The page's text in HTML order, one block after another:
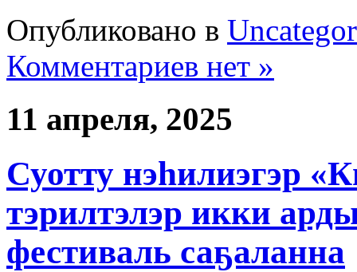
Опубликовано в
Комментариев нет »
11 апреля, 2025
Суотту нэһилиэгэр
тэрилтэлэр икки
фестиваль саҕаланна